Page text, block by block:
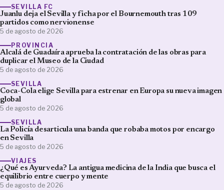
SEVILLA FC
Juanlu deja el Sevilla y ficha por el Bournemouth tras 109
partidos como nervionense
5 de agosto de 2026
PROVINCIA
Alcalá de Guadaíra aprueba la contratación de las obras para
duplicar el Museo de la Ciudad
5 de agosto de 2026
SEVILLA
Coca-Cola elige Sevilla para estrenar en Europa su nueva imagen
global
5 de agosto de 2026
SEVILLA
La Policía desarticula una banda que robaba motos por encargo
en Sevilla
5 de agosto de 2026
VIAJES
¿Qué es Ayurveda? La antigua medicina de la India que busca el
equilibrio entre cuerpo y mente
5 de agosto de 2026